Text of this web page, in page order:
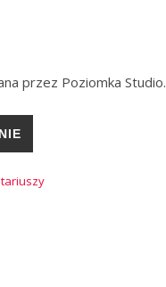
przez Poziomka Studio.